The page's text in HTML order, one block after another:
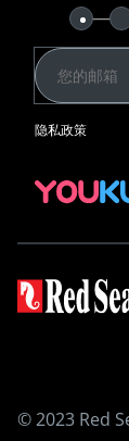
Keep in
YouKu
水族箱系统
REEFER G2+
REEFER G2+
MAX NANO
设备
ReefLED 系列
隐私政策
© 2023 Red